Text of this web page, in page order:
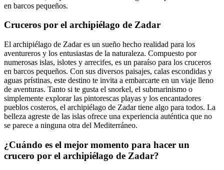
en barcos pequeños.
Cruceros por el archipiélago de Zadar
El archipiélago de Zadar es un sueño hecho realidad para los
aventureros y los entusiastas de la naturaleza. Compuesto por
numerosas islas, islotes y arrecifes, es un paraíso para los cruceros
en barcos pequeños. Con sus diversos paisajes, calas escondidas y
aguas prístinas, este destino te invita a embarcarte en un viaje lleno
de aventuras. Tanto si te gusta el snorkel, el submarinismo o
simplemente explorar las pintorescas playas y los encantadores
pueblos costeros, el archipiélago de Zadar tiene algo para todos. La
belleza agreste de las islas ofrece una experiencia auténtica que no
se parece a ninguna otra del Mediterráneo.
¿Cuándo es el mejor momento para hacer un
crucero por el archipiélago de Zadar?